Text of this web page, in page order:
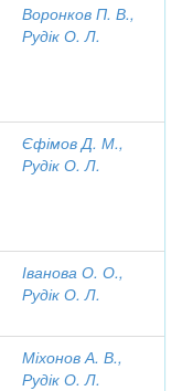
Воронков П. В.,
Рудік О. Л.
Єфімов Д. М.,
Рудік О. Л.
Іванова О. О.,
Рудік О. Л.
Міхонов А. В.,
Рудік О. Л.